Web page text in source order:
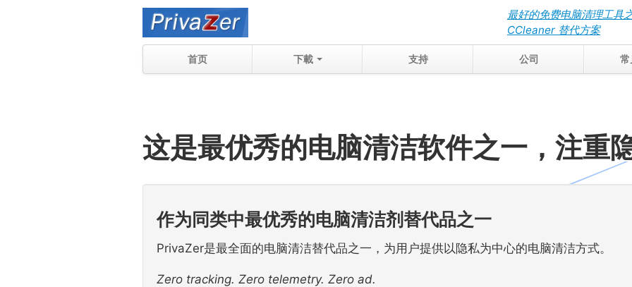
最好的免费电脑清理工具
CCleaner 替代方案
首页 下載 支持 公司 常
这是最优秀的电脑清洁软件之一，注重
作为同类中最优秀的电脑清洁剂替代品之一
PrivaZer是最全面的电脑清洁替代品之一，为用户提供以隐私为中心的电脑清洁方式。
Zero tracking. Zero telemetry. Zero ad.